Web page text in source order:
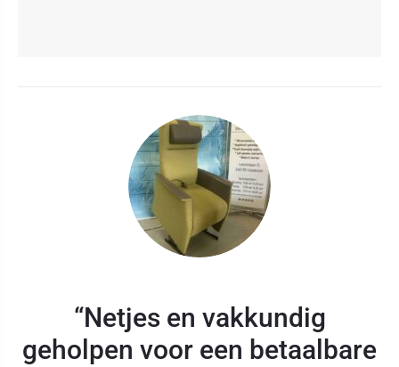
“Netjes en vakkundig
geholpen voor een betaalbare